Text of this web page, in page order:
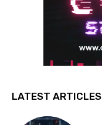
LATEST ARTICLES